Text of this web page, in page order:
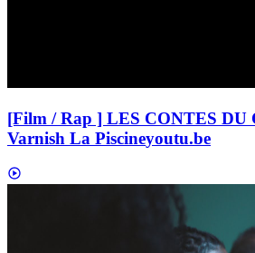
[Film / Rap ] LES CONTES DU
Varnish La Piscineyoutu.be